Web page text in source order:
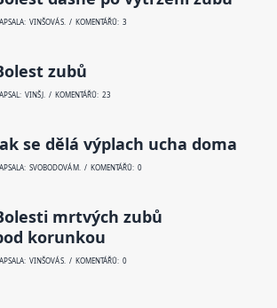
VINŠOVÁ S. / KOMENTÁŘŮ: 3
zubů
VINŠ J. / KOMENTÁŘŮ: 23
se dělá výplach ucha doma
SVOBODOVÁ M. / KOMENTÁŘŮ: 0
mrtvých zubů
korunkou
VINŠOVÁ S. / KOMENTÁŘŮ: 0